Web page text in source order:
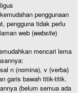
penggunaan
pengguna tidak perlu
web (website)
mencari lema
n (nomina), v (verba)
garis bawah titik-titik.
(belum semua ada